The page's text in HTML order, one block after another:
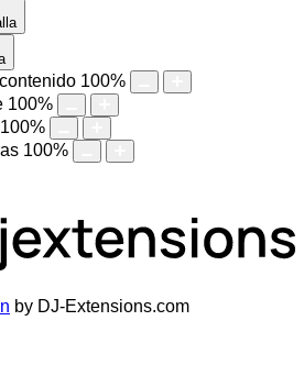
100%
100%
100%
100%
by DJ-Extensions.com